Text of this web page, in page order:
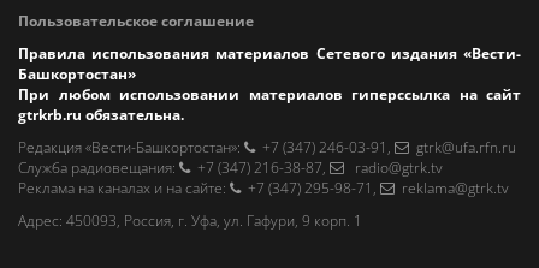
Пользовательское соглашение
Правила использования материалов Сетевого издания «Вести-
Башкортостан»
При любом использовании материалов гиперссылка на сайт
gtrkrb.ru обязательна.
Редакция «Вести-Башкортостан»: +7 (347) 246-03-91 ,
gtrk@ufa.rfn.ru
Cлужба радиовещания: +7 (347) 216-38-87,
radio@gtrk.tv
Реклама на каналах и на сайте: +7 (347) 295-98-71 ,
reklama@gtrk.tv
Адрес: 450093, Россия, г. Уфа, ул. Гафури, 9 корп. 1